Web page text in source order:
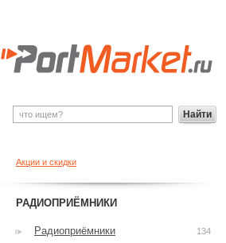
Акции и скидки
РАДИОПРИЁМНИКИ
Радиоприёмники 134
Найти